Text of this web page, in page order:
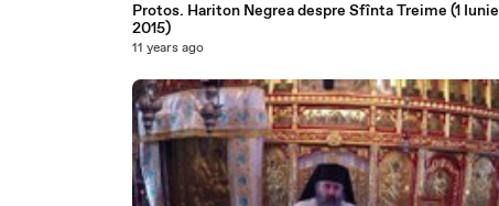
Protos. Hariton Negrea despre Sfînta Treime (1 Iunie
2015)
11 years ago